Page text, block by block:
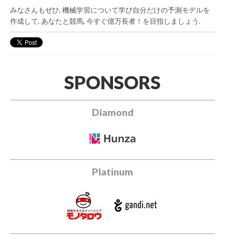
みなさんもぜひ, 機械学習について学び自分だけの予測モデルを
作成して, あなたと競馬, 今すぐ億万長者！を目指しましょう.
SPONSORS
Diamond
Platinum